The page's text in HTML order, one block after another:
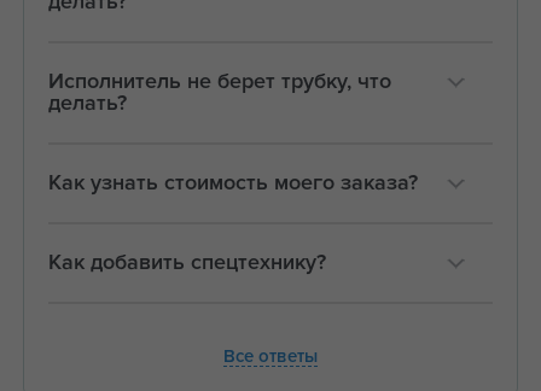
Исполнитель не берет трубку, что
делать?
Как узнать стоимость моего заказа?
Как добавить спецтехнику?
Все ответы